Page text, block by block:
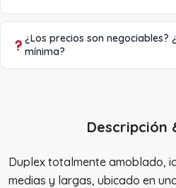
¿Los precios son negociables?
mínima?
Descripción
Duplex totalmente amoblado,
medias y largas, ubicado en